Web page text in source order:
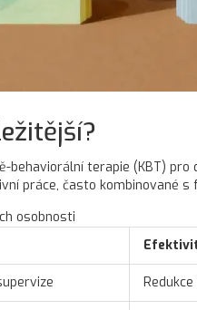
behaviorální terapie (KBT) pro
práce, často kombinované s
osobnosti